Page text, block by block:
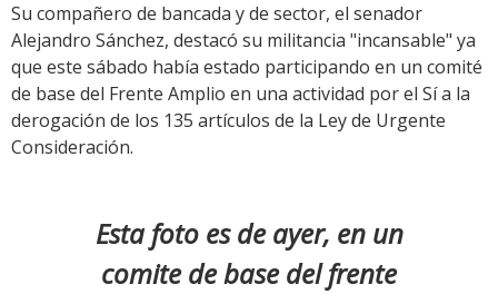
Su compañero de bancada y de sector, el senador
Alejandro Sánchez, destacó su militancia "incansable" ya
que este sábado había estado participando en un comité
de base del Frente Amplio en una actividad por el Sí a la
derogación de los 135 artículos de la Ley de Urgente
Consideración.
Esta foto es de ayer, en un
comite de base del frente